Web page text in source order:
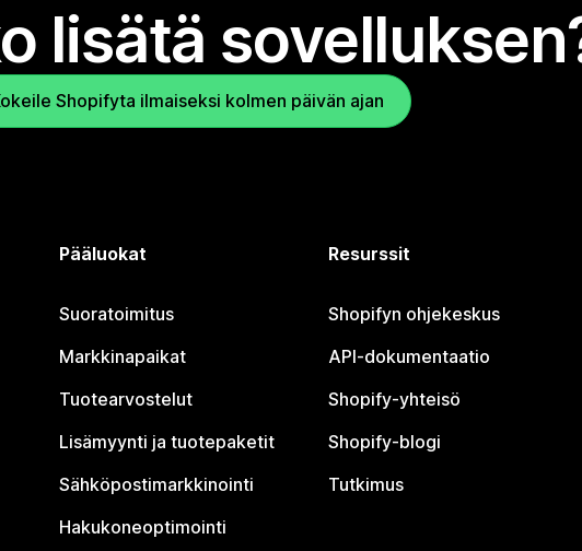
lisätä
Shopifyta ilmaiseksi kolmen päivän ajan
Pääluokat
Suoratoimitus
Markkinapaikat
Tuotearvostelut
Lisämyynti ja tuotepaketit
Sähköpostimarkkinointi
Hakukoneoptimointi
Resurssit
Shopifyn ohjekeskus
API-dokumentaatio
Shopify-yhteisö
Shopify-blogi
Tutkimus